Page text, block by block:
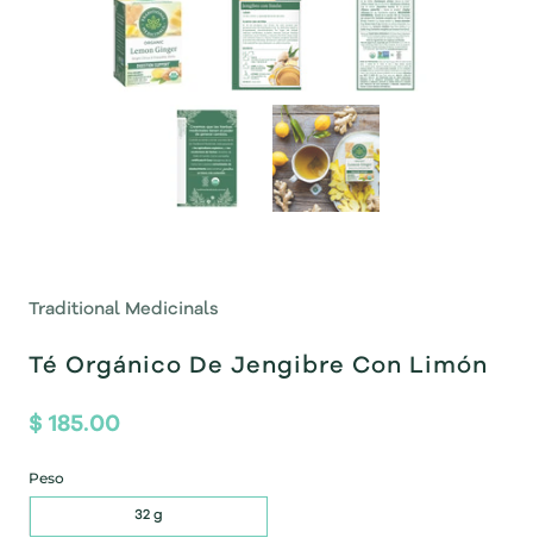
Traditional Medicinals
Té Orgánico De Jengibre Con Limón
$ 185.00
Peso
32 g